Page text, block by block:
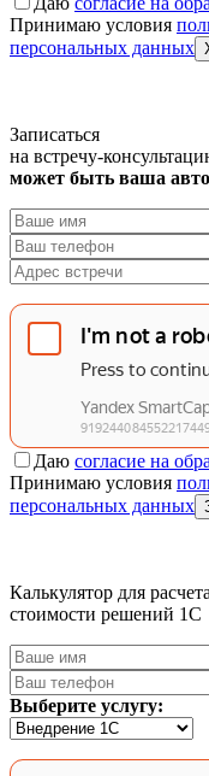
Принимаю условия
персональных данных
Записаться
на встречу-
может быть ваша
Даю согласие на
Принимаю условия
персональных данных
Калькулятор для расчета
стоимости решений 1C
Выберите услугу: